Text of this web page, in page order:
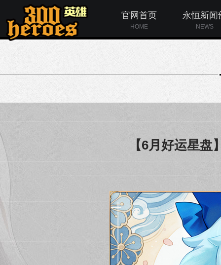
官网首页
HOME
永恒新闻
NEWS
【6月好运星